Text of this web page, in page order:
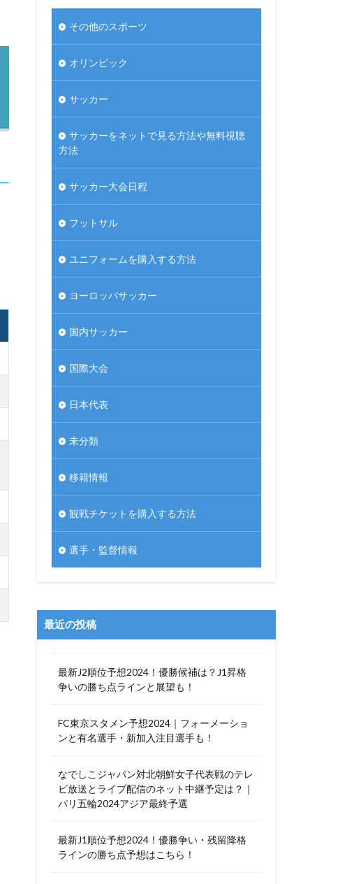
その他のスポーツ
オリンピック
サッカー
サッカーをネットで見る方法や無料視聴
方法
サッカー大会日程
フットサル
ユニフォームを購入する方法
ヨーロッパサッカー
国内サッカー
国際大会
日本代表
未分類
移籍情報
観戦チケットを購入する方法
選手・監督情報
最近の投稿
最新J2順位予想2024！優勝候補は？J1昇格
争いの勝ち点ラインと展望も！
FC東京スタメン予想2024｜フォーメーショ
ンと有名選手・新加入注目選手も！
なでしこジャパン対北朝鮮女子代表戦のテレ
ビ放送とライブ配信のネット中継予定は？｜
パリ五輪2024アジア最終予選
最新J1順位予想2024！優勝争い・残留降格
ラインの勝ち点予想はこちら！